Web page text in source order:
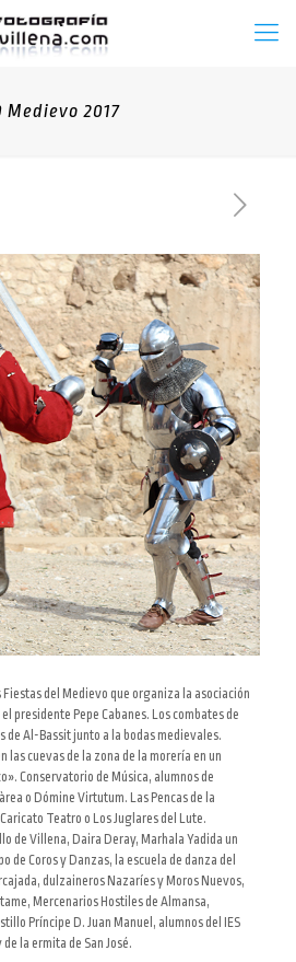
Medievo 2017
del Medievo que organiza la asociación
presidente Pepe Cabanes. Los combates de
de Al-Bassit junto a la bodas medievales.
las cuevas de la zona de la morería en un
Conservatorio de Música, alumnos de
o Dómine Virtutum. Las Pencas de la
Teatro o Los Juglares del Lute.
de Villena, Daira Deray, Marhala Yadida un
de Coros y Danzas, la escuela de danza del
dulzaineros Nazaríes y Moros Nuevos,
Mercenarios Hostiles de Almansa,
Príncipe D. Juan Manuel, alumnos del IES
la ermita de San José.